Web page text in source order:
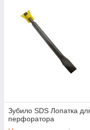
Зубило SDS Лопатка
перфоратора